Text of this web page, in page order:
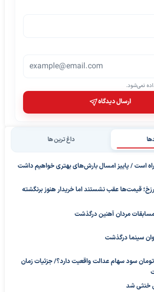
نمی‌شود.
ارسال دیدگاه
داغ ترین ها
است / پاییز امسال بارش‌های بهتری خواهیم داشت
قیمت‌ها عقب نشستند اما خریدار هنوز برنگشته
مردان آهنین درگذشت
سینما درگذشت
تومان سود سهام عدالت واقعیت دارد؟/ جزئیات زمان
خنثی شد